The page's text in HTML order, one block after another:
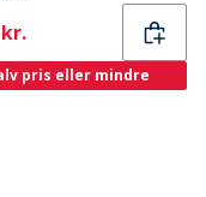
pris eller mindre